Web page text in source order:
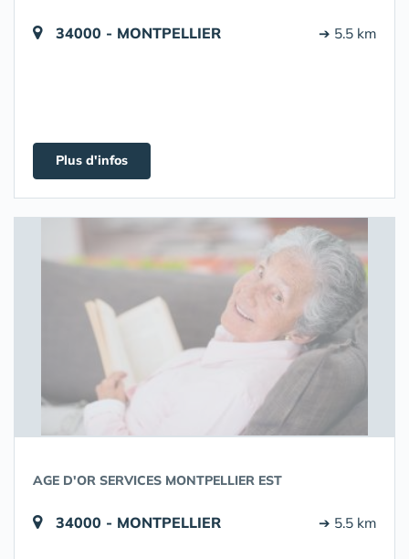
34000 - MONTPELLIER ➔ 5.5 km
Plus d'infos
AGE D'OR SERVICES MONTPELLIER EST
34000 - MONTPELLIER ➔ 5.5 km